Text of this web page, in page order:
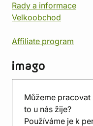
Můžeme pracovat
to u nás žije?
Používáme je k
Rady a informace
Velkoobchod
Affiliate program
imago
Prodejna
Herna
O nás